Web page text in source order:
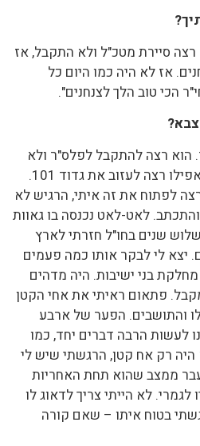
רצה סיירת מטכ"ל ולא התקבל, אז
אז לא היה כמו היום כל
הכי טוב הלך לצנחנים".
רצה להתקבל לפלס"ר ולא
התקבל וזה שבר אותו. הוא אפילו רצה לעזוב את גדוד 101.
לפתוח את זה איתי, הרגיש לא
לאט-לאט נכנסה בו גאוות
שנים בחו"ל חזרתי לארץ
יצא לי לבקר אותו כמה פעמים
בני ישיבות. היה מדהים
פתאום ראיתי את אחי הקטן
והתושבים. הפער של ארבע
לעשות הרבה דברים יחד, כמו
היה רק אח קטן, הרגשתי שיש לי
עבר ממצב שהוא תחת האחריות
לא הייתי צריך לדאוג לו
בטוח איתו – שאם קורה